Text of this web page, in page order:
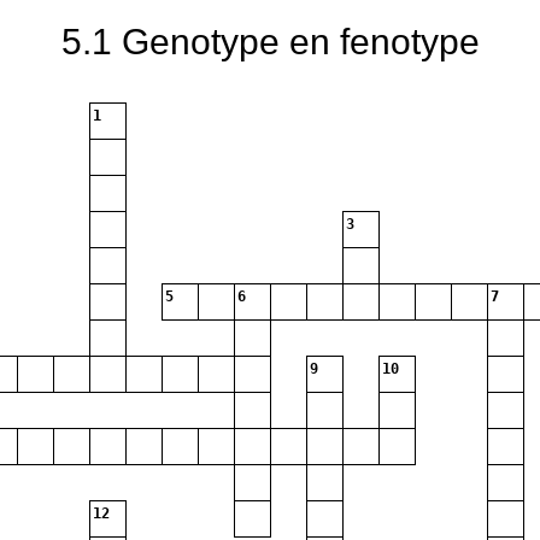
5.1 Genotype en fenotype
1
3
5 6 7
9 10
12